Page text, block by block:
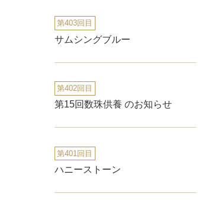
第403回目
サムシングブルー
第402回目
第15回数珠供養 のお知らせ
第401回目
ハニーストーン